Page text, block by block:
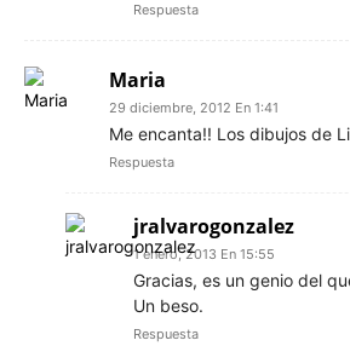
Respuesta
Maria
29 diciembre, 2012 En 1:41
Me encanta!! Los dibujos de
Respuesta
jralvarogonzalez
1 enero, 2013 En 15:55
Gracias, es un genio del
Un beso.
Respuesta